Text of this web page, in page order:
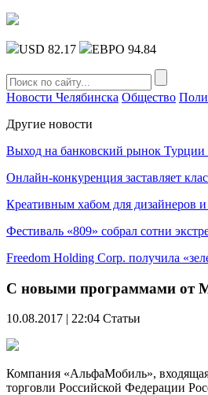
USD 82.17 ЕВРО 94.84
Новости Челябинска Общество
Другие новости
Выход на банковский рынок Турции
Онлайн-конкуренция заставляет
Креативным хабом для дизайнеров
Фестиваль «809» собрал сотни
Freedom Holding Corp. получила
С новыми программами от
10.08.2017 | 22:04 Статьи
Компания «АльфаМобиль»,
торговли Российской Федерации